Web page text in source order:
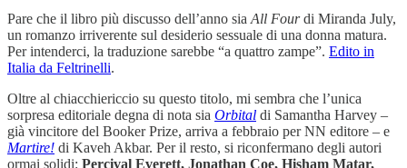
Pare che il libro più discusso dell’anno sia All Fourdi Miranda July,
un romanzo irriverente sul desiderio sessuale di una donna matura.
Per intenderci, la traduzione sarebbe “a quattro zampe”. Edito in
Italia da Feltrinelli.
Oltre al chiacchiericcio su questo titolo, mi sembra che l’unica
sorpresa editoriale degna di nota sia Orbital di Samantha Harvey –
già vincitore del Booker Prize, arriva a febbraio per NN editore – e
Martire! di Kaveh Akbar. Per il resto, si riconfermano degli autori
ormai solidi: Percival Everett, Jonathan Coe, Hisham Matar,